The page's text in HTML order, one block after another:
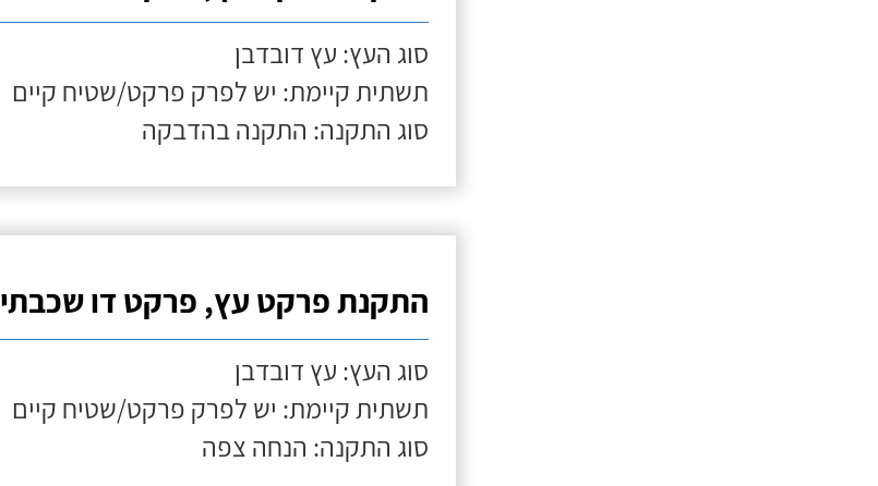
סוג העץ: עץ דובדבן
תשתית קיימת: יש לפרק פרקט/שטיח קיים
סוג התקנה: התקנה בהדבקה
התקנת פרקט עץ, פרקט דו שכבתי
סוג העץ: עץ דובדבן
תשתית קיימת: יש לפרק פרקט/שטיח קיים
סוג התקנה: הנחה צפה